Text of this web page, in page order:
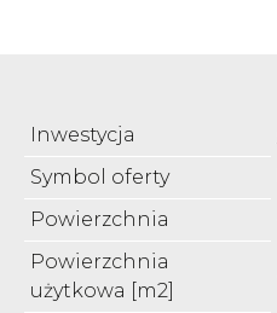
Inwestycja
Symbol oferty
Powierzchnia
Powierzchnia
użytkowa [m2]